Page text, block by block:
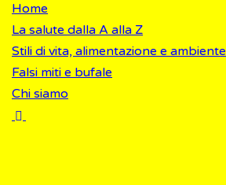
Home
La salute dalla A alla Z
Stili di vita, alimentazione e ambiente
Falsi miti e bufale
Chi siamo